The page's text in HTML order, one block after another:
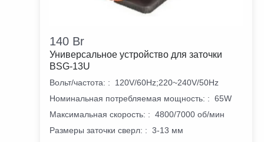
140 Br
Универсальное устройство для заточки
BSG-13U
Вольт/частота: :
120V/60Hz;220~240V/50Hz
Номинальная потребляемая мощность: : 65W
Максимальная скорость: : 4800/7000 об/мин
Размеры заточки сверл: : 3-13 мм